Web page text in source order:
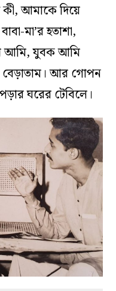
কী, আমাকে দিয়ে
মা’র হতাশা,
আমি, যুবক আমি
আর গোপন
ঘরের টেবিলে।